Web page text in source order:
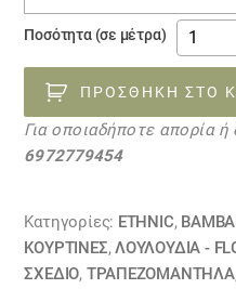
Ποσότητα (σε μέτρα)
Ύφασμα
FLORAL
σε
μαύρο
ΠΡΟΣΘΉΚΗ ΣΤΟ
Για οποιαδήποτε απορία ή
6972779454
Κατηγορίες: ETHNIC,
ΚΟΥΡΤΊΝΕΣ,ΛΟΥΛΟΎΔΙΑ -
ΣΧΕΔΙΟ, ΤΡΑΠΕΖΟΜΆΝΤΗΛΑ